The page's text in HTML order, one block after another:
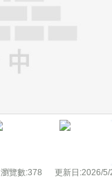
瀏覽數:378 更新日:2026/5/